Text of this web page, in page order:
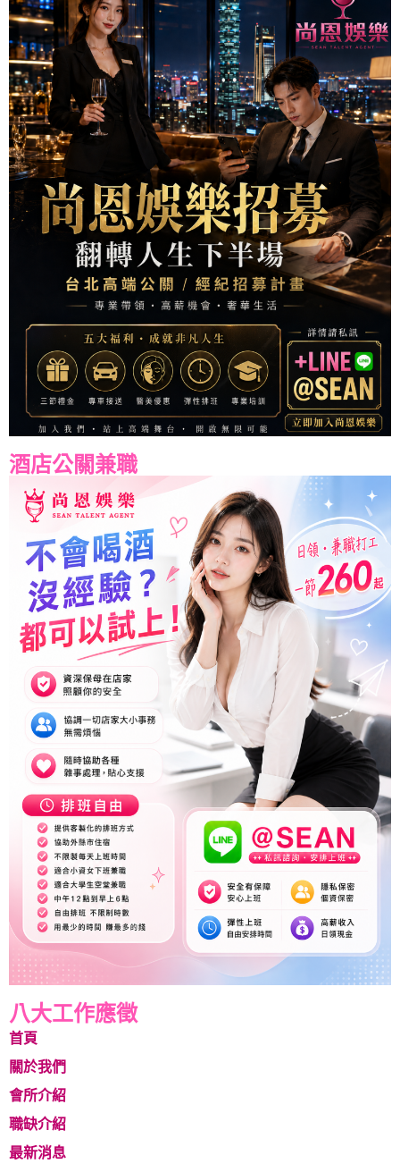
酒店公關兼職
八大工作應徵
首頁
關於我們
會所介紹
職缺介紹
最新消息